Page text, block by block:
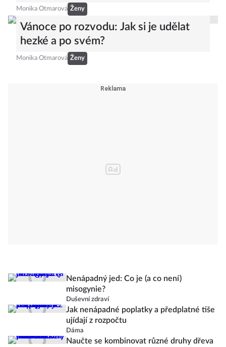
Monika Otmarová Ženy
Vánoce po rozvodu: Jak si je udělat
hezké a po svém?
Monika Otmarová Ženy
Nenápadný jed: Co je (a co není)
misogynie?
Duševní zdraví
Jak nenápadné poplatky a předplatné tiše
ujídají z rozpočtu
Dáma
Naučte se kombinovat různé druhy dřeva